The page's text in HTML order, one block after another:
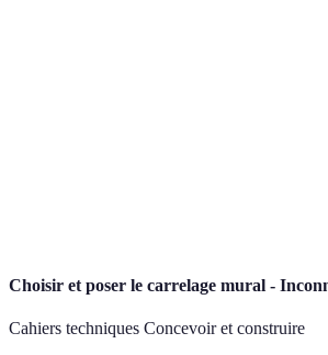
Choisir et poser le carrelage mural -
Cahiers techniques Concevoir et construire